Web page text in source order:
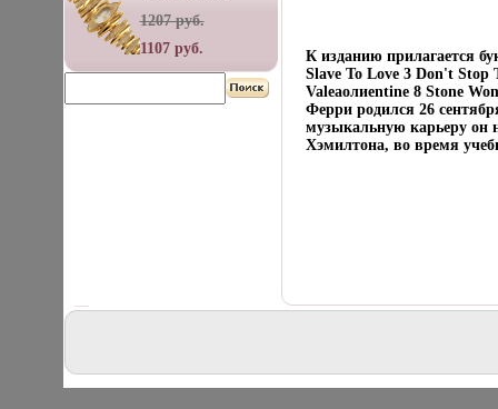
1207 руб.
1107 руб.
К изданию прилагается
Slave To Love 3 Don't Stop
Valeаолиеntine 8 Stone
Ферри родился 26
музыкальную карьеру он
Хэмилтона, во время